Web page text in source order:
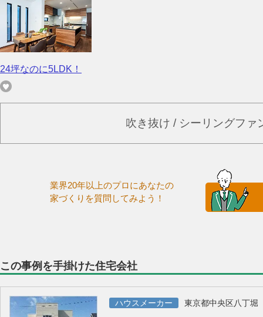
24坪なのに5LDK！
吹き抜け / シーリングファ
業界20年以上のプロにあなたの
家づくりを質問してみよう！
この事例を手掛けた住宅会社
ハウスメーカー 東京都中央区八丁堀